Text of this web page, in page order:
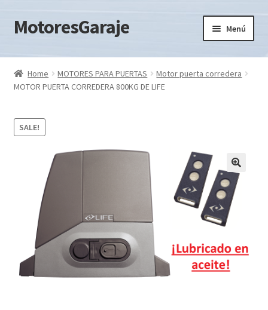
Ir
a
navegación
Ir
al
MotoresGaraje Menú
KIT MOTORES
MOTORES PARA PUERTAS
ACCESORIOS
hijo
Home MOTORES PARA PUERTAS
Motor puerta corredera
MOTOR PUERTA CORREDERA 800KG DE LIFE
SALE!